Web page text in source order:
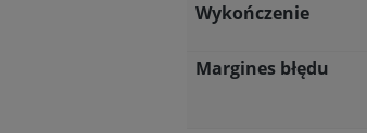
Wykończenie
Margines błędu